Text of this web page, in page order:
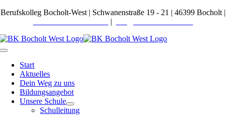
Zum
Berufskolleg Bocholt-West | Schwanenstraße 19 - 21 | 46399 Bocholt |
|
Toggle
Navigation
Start
Aktuelles
Dein Weg zu uns
Bildungsangebot
Unsere Schule
Schulleitung